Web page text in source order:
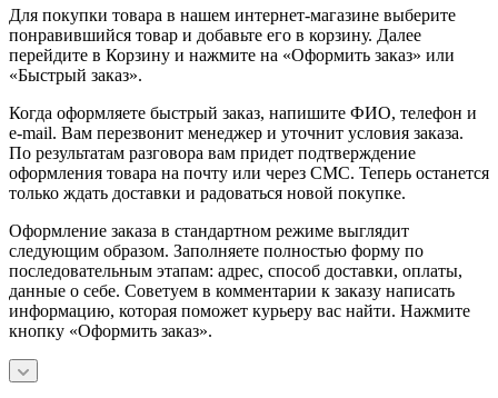
Для покупки товара в нашем интернет-магазине выберите
понравившийся товар и добавьте его в корзину. Далее
перейдите в Корзину и нажмите на «Оформить заказ» или
«Быстрый заказ».
Когда оформляете быстрый заказ, напишите ФИО, телефон и
e-mail. Вам перезвонит менеджер и уточнит условия заказа.
По результатам разговора вам придет подтверждение
оформления товара на почту или через СМС. Теперь останется
только ждать доставки и радоваться новой покупке.
Оформление заказа в стандартном режиме выглядит
следующим образом. Заполняете полностью форму по
последовательным этапам: адрес, способ доставки, оплаты,
данные о себе. Советуем в комментарии к заказу написать
информацию, которая поможет курьеру вас найти. Нажмите
кнопку «Оформить заказ».